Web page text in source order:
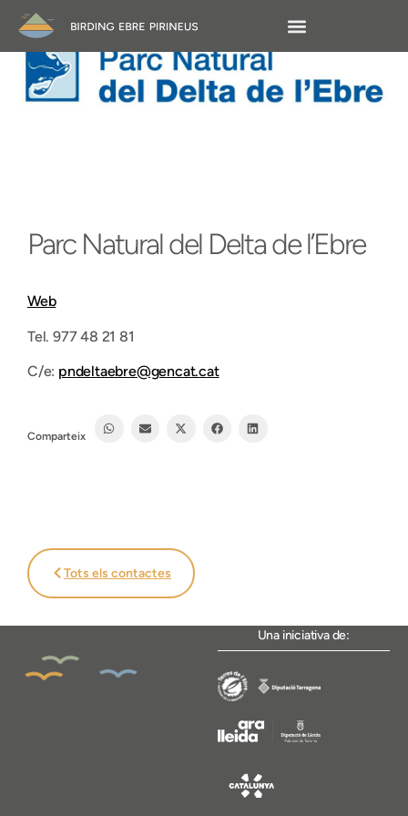
Parc Natural del Delta de l’Ebre
Web
Tel. 977 48 21 81
C/e: pndeltaebre@gencat.cat
Comparteix
Tots els contactes
Una iniciativa de: